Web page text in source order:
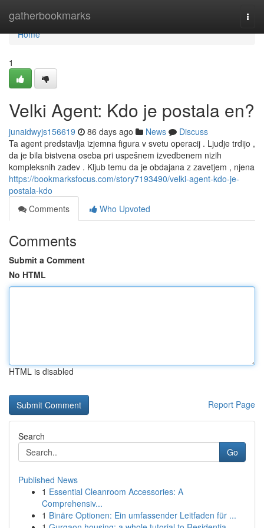
gatherbookmarks
Home
Home
1
Velki Agent: Kdo je postala en?
junaidwyjs156619 86 days ago News
Discuss
Ta agent predstavlja izjemna figura v svetu operacij . Ljudje trdijo ,
da je bila bistvena oseba pri uspešnem izvedbenem nizih
kompleksnih zadev . Kljub temu da je obdajana z zavetjem , njena
https://bookmarksfocus.com/story7193490/velki-agent-kdo-je-
postala-kdo
Comments
Who Upvoted
Comments
Submit a Comment
No HTML
HTML is disabled
Report Page
Search
Go
Published News
1 Essential Cleanroom Accessories: A
Comprehensiv...
1 Binäre Optionen: Ein umfassender Leitfaden für ...